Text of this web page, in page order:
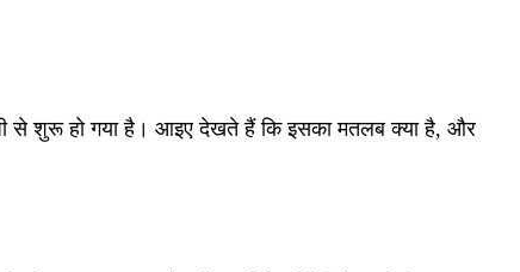
से शुरू हो गया है। आइए देखते हैं कि इसका मतलब क्या है, और